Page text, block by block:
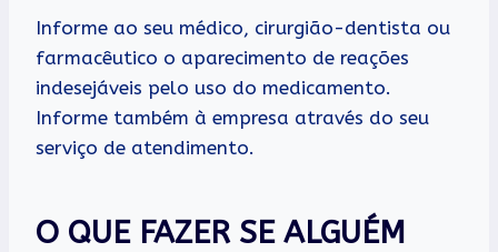
Informe ao seu médico, cirurgião-dentista ou
farmacêutico o aparecimento de reações
indesejáveis pelo uso do medicamento.
Informe também à empresa através do seu
serviço de atendimento.
O QUE FAZER SE ALGUÉM